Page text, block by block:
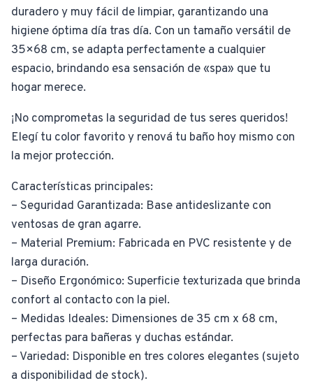
duradero y muy fácil de limpiar, garantizando una
higiene óptima día tras día. Con un tamaño versátil de
35×68 cm, se adapta perfectamente a cualquier
espacio, brindando esa sensación de «spa» que tu
hogar merece.
¡No comprometas la seguridad de tus seres queridos!
Elegí tu color favorito y renová tu baño hoy mismo con
la mejor protección.
Características principales:
– Seguridad Garantizada: Base antideslizante con
ventosas de gran agarre.
– Material Premium: Fabricada en PVC resistente y de
larga duración.
– Diseño Ergonómico: Superficie texturizada que brinda
confort al contacto con la piel.
– Medidas Ideales: Dimensiones de 35 cm x 68 cm,
perfectas para bañeras y duchas estándar.
– Variedad: Disponible en tres colores elegantes (sujeto
a disponibilidad de stock).